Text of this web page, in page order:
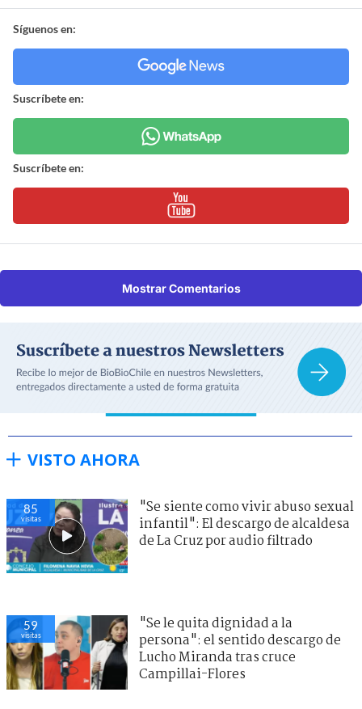
Síguenos en:
Suscríbete en:
Suscríbete en:
Mostrar Comentarios
VISTO AHORA
85
visitas
"Se siente como vivir abuso sexual
infantil": El descargo de alcaldesa
de La Cruz por audio filtrado
59
visitas
"Se le quita dignidad a la
persona": el sentido descargo de
Lucho Miranda tras cruce
Campillai-Flores